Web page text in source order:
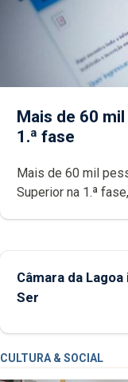
Mais de 60
1.ª fase
Mais de 60 mil
Superior na 1.ª
Câmara da
Ser
CULTURA & SOCIAL